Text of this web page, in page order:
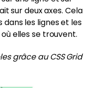
sur deux axes. Cela
les lignes et les
elles se trouvent.
grâce au CSS Grid